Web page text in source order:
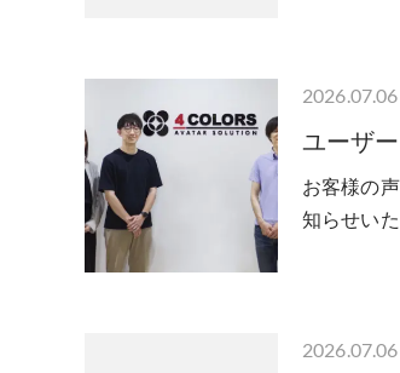
2026.07.06
ユーザ
お客様の
知らせい
2026.07.06